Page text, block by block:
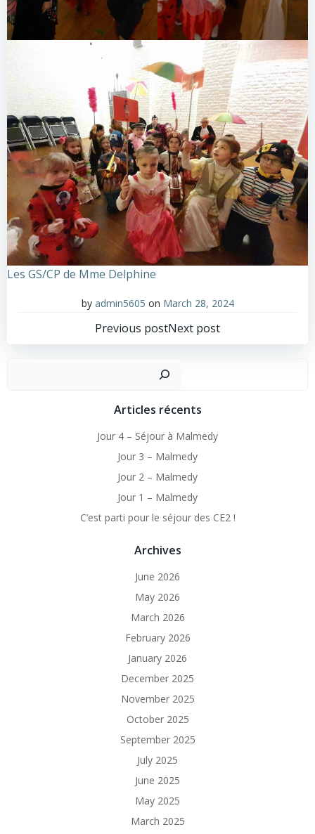
Les GS/CP de Mme Delphine
by admin5605 on March 28, 2024
Post
navigation
Previous postPost
navigation
Next post
Articles récents
Jour 4 – Séjour à Malmedy
Jour 3 – Malmedy
Jour 2 – Malmedy
Jour 1 – Malmedy
C’est parti pour le séjour des CE2 !
Archives
June 2026
May 2026
March 2026
February 2026
January 2026
December 2025
November 2025
October 2025
September 2025
July 2025
June 2025
May 2025
March 2025